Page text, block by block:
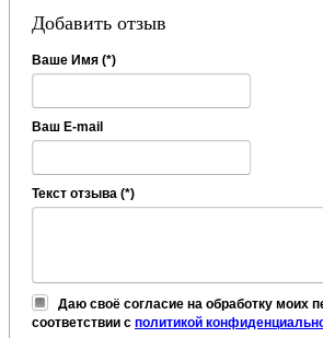
Добавить отзыв
Ваше Имя (*)
Ваш E-mail
Текст отзыва (*)
Даю своё согласие на обработку моих
соответствии с политикой